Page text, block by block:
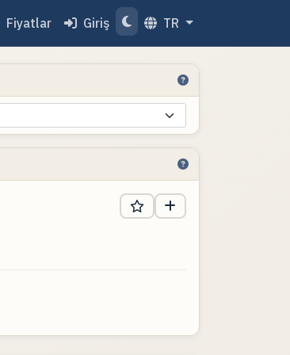
Fiyatlar Giriş TR